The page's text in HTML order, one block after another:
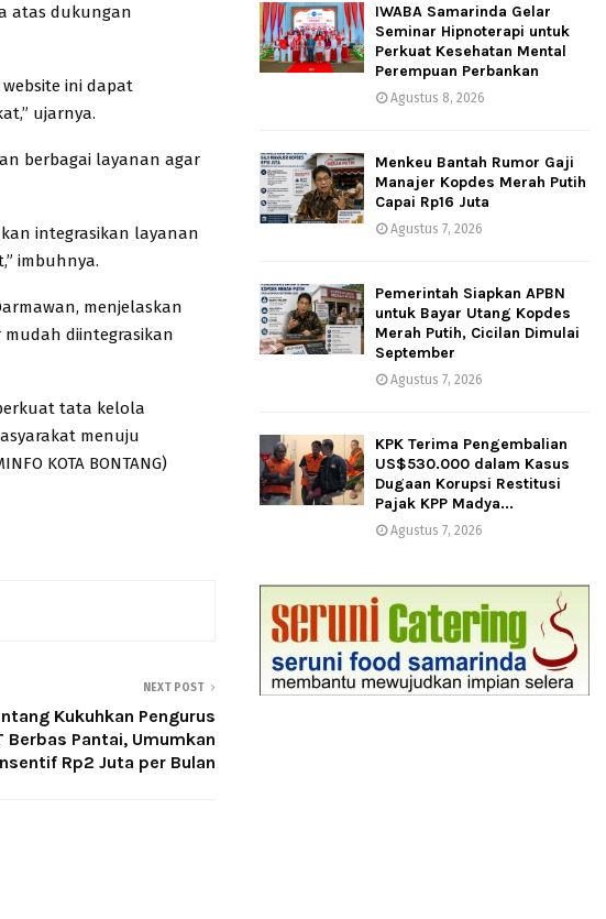
atas dukungan
website ini dapat
ujarnya.
berbagai layanan agar
integrasikan layanan
imbuhnya.
menjelaskan
diintegrasikan
tata kelola
menuju
KOTA BONTANG)
NEXT POST
Kukuhkan Pengurus
Berbas Pantai, Umumkan
Rp2 Juta per Bulan
IWABA Samarinda Gelar
Seminar Hipnoterapi untuk
Perkuat Kesehatan Mental
Perempuan Perbankan
Agustus 8, 2026
Menkeu Bantah Rumor Gaji
Manajer Kopdes Merah Putih
Capai Rp16 Juta
Agustus 7, 2026
Pemerintah Siapkan APBN
untuk Bayar Utang Kopdes
Merah Putih, Cicilan Dimulai
September
Agustus 7, 2026
KPK Terima Pengembalian
US$530.000 dalam Kasus
Dugaan Korupsi Restitusi
Pajak KPP Madya...
Agustus 7, 2026